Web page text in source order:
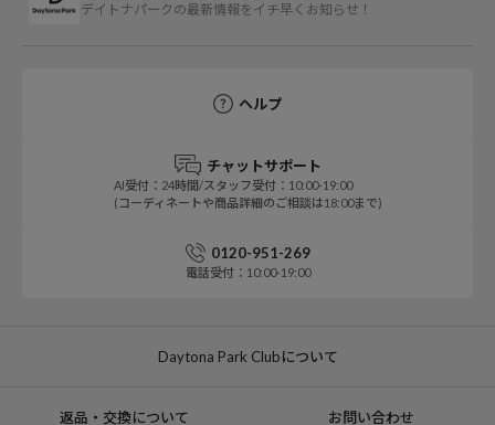
デイトナパークの最新情報をイチ早くお知らせ！
ヘルプ
チャットサポート
AI受付：24時間/スタッフ受付：10:00-19:00
(コーディネートや商品詳細のご相談は18:00まで)
0120-951-269
電話受付：10:00-19:00
Daytona Park Clubについて
返品・交換について お問い合わせ